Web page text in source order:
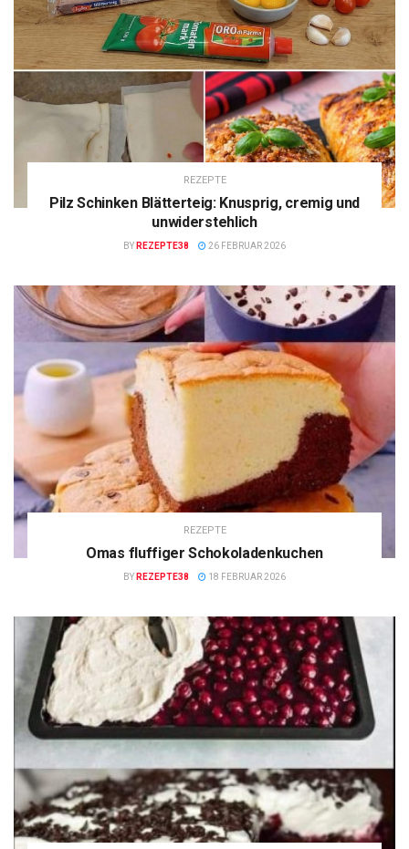
REZEPTE
Pilz Schinken Blätterteig: Knusprig, cremig und
unwiderstehlich
BY REZEPTE38 26 FEBRUAR 2026
REZEPTE
Omas fluffiger Schokoladenkuchen
BY REZEPTE38 18 FEBRUAR 2026